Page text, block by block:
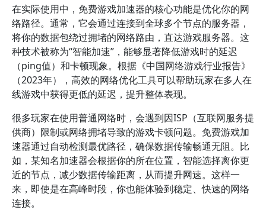
在实际使用中，免费游戏加速器的核心功能是优化你的网
络路径。通常，它会通过连接到全球多个节点的服务器，
将你的数据包绕过拥堵的网络路由，直达游戏服务器。这
种技术被称为“智能加速”，能够显著降低游戏时的延迟
（ping值）和卡顿现象。根据《中国网络游戏行业报告》
（2023年），高效的网络优化工具可以帮助玩家在多人在
线游戏中获得更低的延迟，提升整体表现。
很多玩家在使用普通网络时，会遇到因ISP（互联网服务提
供商）限制或网络拥堵导致的游戏卡顿问题。免费游戏加
速器通过自动检测最优路径，确保数据传输畅通无阻。比
如，某知名加速器会根据你的所在位置，智能选择离你更
近的节点，减少数据传输距离，从而提升网速。这样一
来，即使是在高峰时段，你也能体验到稳定、快速的网络
连接。